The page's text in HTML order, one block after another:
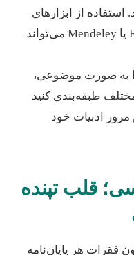
از ابزارهای
مدیریت رفرنس مانند EndNote یا Mendeley می‌تواند
موضوعی،
طبقه‌بندی کنید
ادبیات خود
تپنده
هر پایان‌نامه